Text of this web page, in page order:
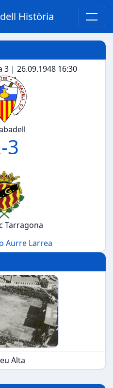
Història
3 | 26.09.1948 16:30
-3
Tarragona
Aurre Larrea
Alta